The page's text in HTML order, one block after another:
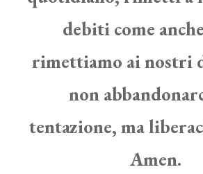
debiti come
rimettiamo ai nostri
non
tentazione, ma
Amen.